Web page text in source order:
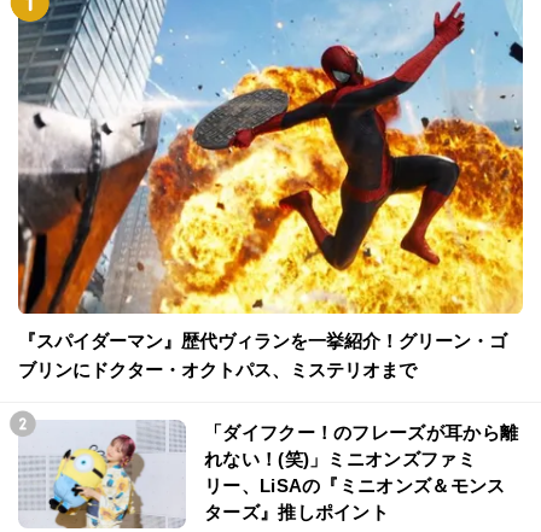
『スパイダーマン』歴代ヴィランを一挙紹介！グリーン・ゴ
ブリンにドクター・オクトパス、ミステリオまで
「ダイフクー！のフレーズが耳から離
れない！(笑)」ミニオンズファミ
リー、LiSAの『ミニオンズ＆モンス
ターズ』推しポイント